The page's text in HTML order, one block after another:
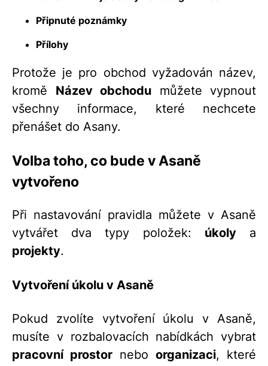
Připnuté poznámky
Přílohy
Protože je pro obchod vyžadován název,
kromě Název obchodu můžete vypnout
všechny informace, které nechcete
přenášet do Asany.
Volba toho, co bude v Asaně
vytvořeno
Při nastavování pravidla můžete v Asaně
vytvářet dva typy položek: úkolya
projekty.
Vytvoření úkolu v Asaně
Pokud zvolíte vytvoření úkolu v Asaně,
musíte v rozbalovacích nabídkách vybrat
pracovní prostor nebo organizaci, které